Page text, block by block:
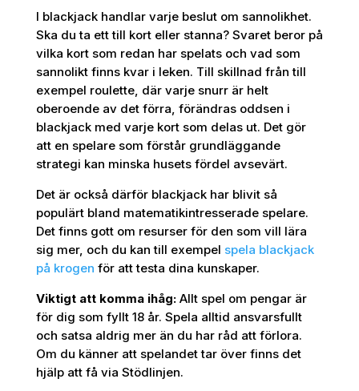
I blackjack handlar varje beslut om sannolikhet.
Ska du ta ett till kort eller stanna? Svaret beror på
vilka kort som redan har spelats och vad som
sannolikt finns kvar i leken. Till skillnad från till
exempel roulette, där varje snurr är helt
oberoende av det förra, förändras oddsen i
blackjack med varje kort som delas ut. Det gör
att en spelare som förstår grundläggande
strategi kan minska husets fördel avsevärt.
Det är också därför blackjack har blivit så
populärt bland matematikintresserade spelare.
Det finns gott om resurser för den som vill lära
sig mer, och du kan till exempel spela blackjack
på krogen för att testa dina kunskaper.
Viktigt att komma ihåg:Allt spel om pengar är
för dig som fyllt 18 år. Spela alltid ansvarsfullt
och satsa aldrig mer än du har råd att förlora.
Om du känner att spelandet tar över finns det
hjälp att få via Stödlinjen.